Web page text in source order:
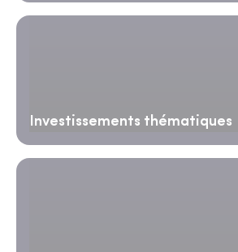
Investissements thématiques